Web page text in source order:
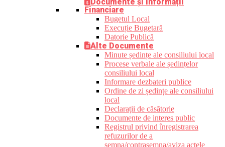
Financiare
Bugetul Local
Execuție Bugetară
Datorie Publică
Alte Documente
Minute ședințe ale consiliului local
Procese verbale ale ședințelor
consiliului local
Informare dezbateri publice
Ordine de zi ședințe ale consiliului
local
Declarații de căsătorie
Documente de interes public
Registrul privind înregistrarea
refuzurilor de a
semna/contrasemna/aviza actele